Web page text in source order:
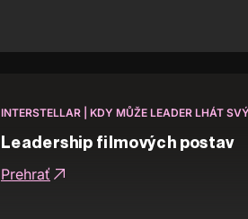
INTERSTELLAR | KDY MŮŽE LEADER LHÁT
Leadership filmových postav
Prehrať